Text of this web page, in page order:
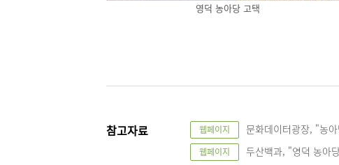
영덕 농아당 고택
참고자료 웹페이지 문화데이터광장, "농
웹페이지 두산백과, "영덕 농